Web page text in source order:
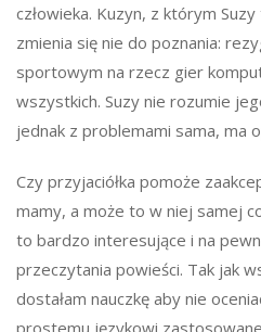
człowieka. Kuzyn, z którym
zmienia się nie do poznania:
sportowym na rzecz gier
wszystkich. Suzy nie rozumie
jednak z problemami sama, ma
Czy przyjaciółka pomoże
mamy, a może to w niej samej
to bardzo interesujące i na
przeczytania powieści. Tak jak
dostałam nauczkę aby nie
prostemu językowi